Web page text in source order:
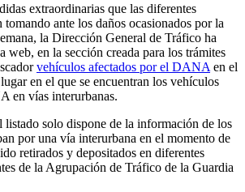
extraordinarias que las diferentes
tomando ante los daños ocasionados por la
la Dirección General de Tráfico ha
web, en la sección creada para los trámites
vehículos afectados por el DANA en el
en el que se encuentran los vehículos
en vías interurbanas.
listado solo dispone de la información de los
por una vía interurbana en el momento de
retirados y depositados en diferentes
de la Agrupación de Tráfico de la Guardia